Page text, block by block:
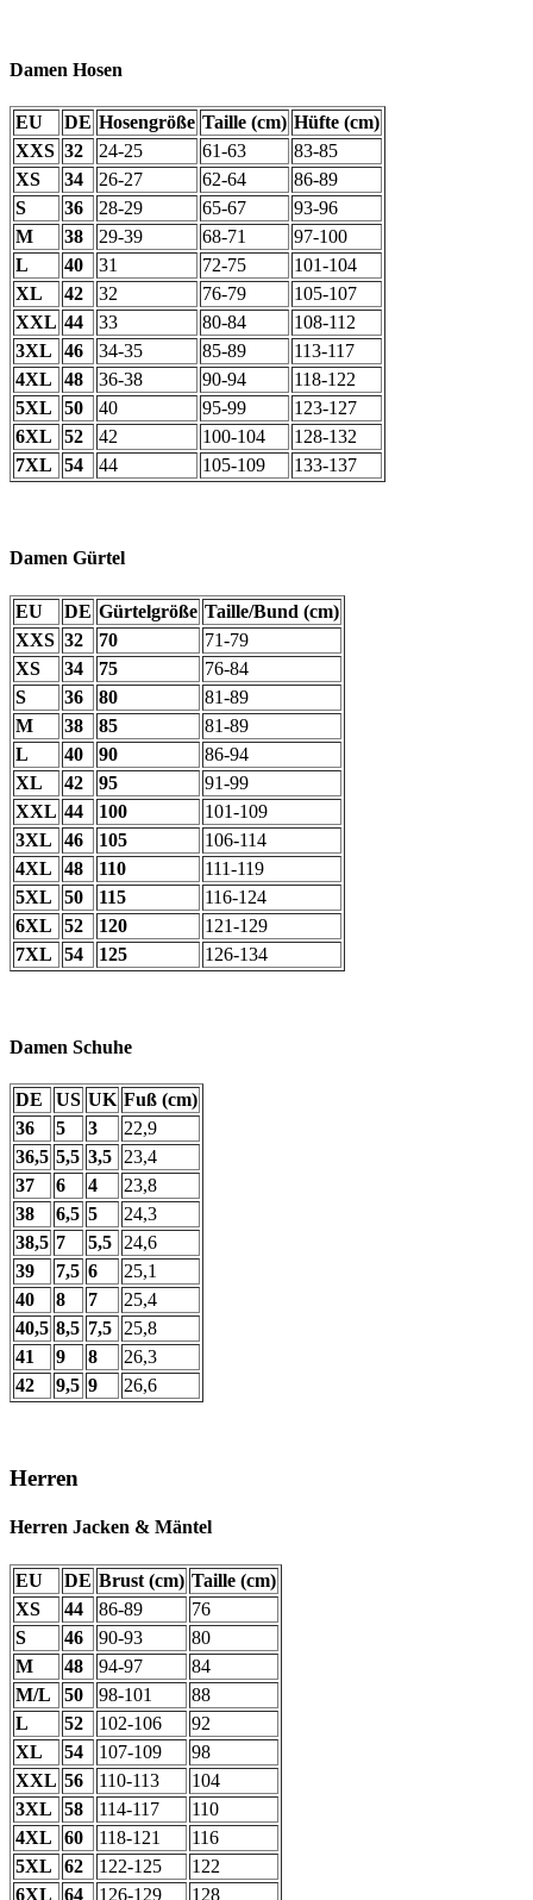
Damen Hosen
EU DE Hosengröße Taille (cm) Hüfte (cm)
XXS 32 24-25 61-63
83-85
XS
34 26-27 62-64
86-89
S
36 28-29 65-67
93-96
M
38 29-39 68-71
97-100
L
40 31 72-75
101-104
XL
42 32 76-79
105-107
XXL 44 33 80-84
108-112
3XL
46 34-35 85-89
113-117
4XL
48 36-38 90-94
118-122
5XL
50 40 95-99
123-127
6XL
52 42 100-104
128-132
7XL
54 44 105-109 133-137
Damen Gürtel
EU DE Gürtelgröße Taille/Bund (cm)
XXS 32 70
71-79
XS
34 75
76-84
S
36 80
81-89
M
38 85
81-89
L
40 90
86-94
XL
42 95
91-99
XXL 44 100
101-109
3XL
46 105
106-114
4XL
48 110
111-119
5XL
50 115
116-124
6XL
52 120
121-129
7XL
54 125 126-134
Damen Schuhe
DE US UK Fuß (cm)
36
5 3
22,9
36,5 5,5 3,5
23,4
37
6 4
23,8
38
6,5 5
24,3
38,5 7 5,5
24,6
39
7,5 6
25,1
40
8 7
25,4
40,5 8,5 7,5
25,8
41
9 8
26,3
42
9,5 9 26,6
Herren
Herren Jacken & Mäntel
EU DE Brust (cm) Taille (cm)
XS
44 86-89
76
S
46 90-93
80
M
48 94-97
84
M/L
50 98-101
88
L
52 102-106
92
XL
54 107-109
98
XXL 56 110-113
104
3XL
58 114-117
110
4XL
60 118-121
116
5XL
62 122-125
122
6XL
64 126-129
128